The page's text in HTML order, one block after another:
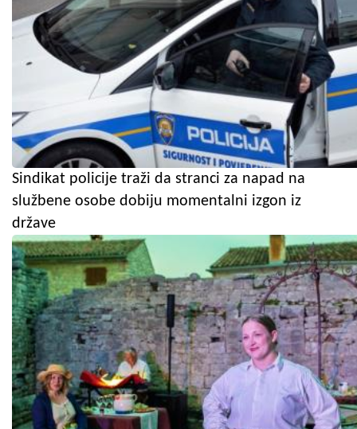
Sindikat policije traži da stranci za napad na
službene osobe dobiju momentalni izgon iz
države